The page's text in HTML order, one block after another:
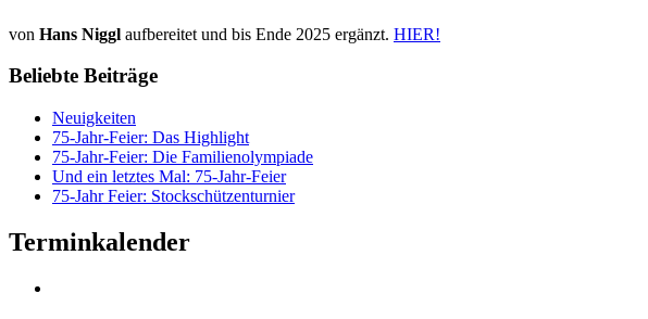
von Hans Niggl aufbereitet und bis Ende 2025 ergänzt. HIER!
Beliebte Beiträge
Neuigkeiten
75-Jahr-Feier: Das Highlight
75-Jahr-Feier: Die Familienolympiade
Und ein letztes Mal: 75-Jahr-Feier
75-Jahr Feier: Stockschützenturnier
Terminkalender